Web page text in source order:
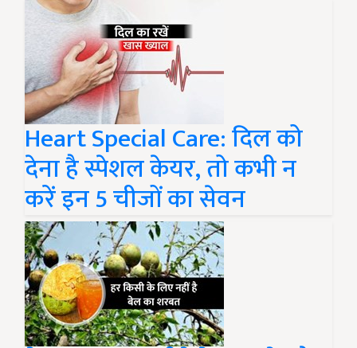
Heart Special Care: दिल को
देना है स्पेशल केयर, तो कभी न
करें इन 5 चीजों का सेवन